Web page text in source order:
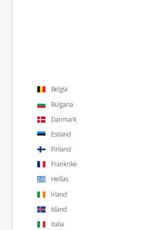
Belgia
Bulgaria
Danmark
Estland
Finland
Frankrike
Hellas
Irland
Island
Italia